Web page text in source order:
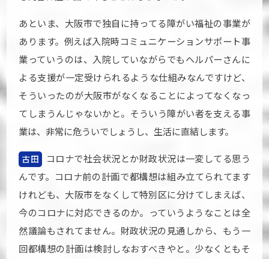
あといま、大阪市で独自に持ってる障がい福祉の事業が
あります。例えば入院時コミュニケーションサポート事
業っていうのは、入院していながらでもヘルパーさんに
よる支援が一定受けられるような仕組みなんですけど、
そういったのが大阪市がなくなることによってなくなっ
てしまうんじゃないかと。そういう障がい者を支える事
業は、非常に危ういでしょうし、生活に直結します。
古田
コロナで社会状況とか財政状況は一変してる思う
んです。コロナ前の計画で都構想は組み立てられてます
けれども、大阪市をなくして特別区に分けてしまえば、
今のコロナに対応できるのか。っていうようなことは全
然議論もされてません。財政状況の見通しから、もう一
回都構想の計画は検討しなおすべきやと。少なくともそ